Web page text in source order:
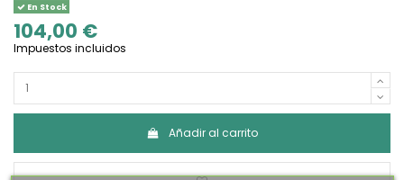
En Stock
104,00 €
Impuestos incluidos
Añadir al carrito